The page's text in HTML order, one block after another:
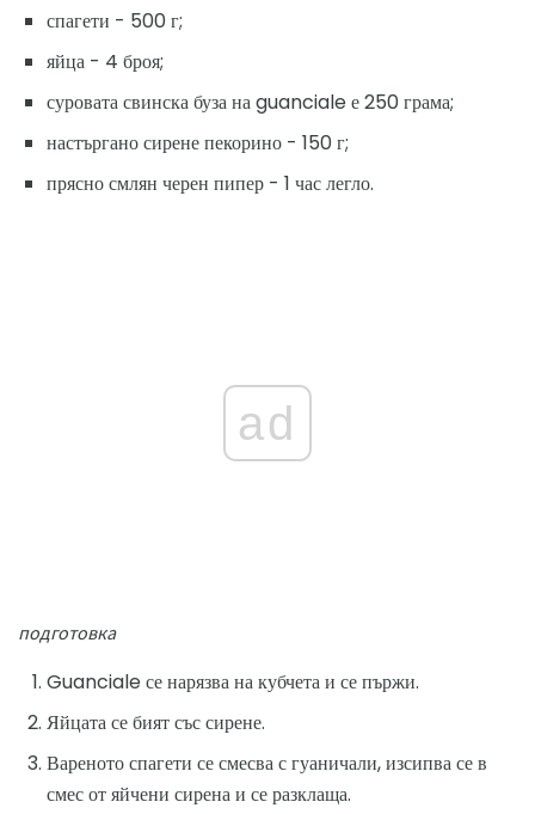
спагети - 500 г;
яйца - 4 броя;
суровата свинска буза на guanciale е 250 грама;
настъргано сирене пекорино - 150 г;
прясно смлян черен пипер - 1 час легло.
ad
подготовка
Guanciale се нарязва на кубчета и се пържи.
Яйцата се бият със сирене.
Вареното спагети се смесва с гуаничали, изсипва се в
смес от яйчени сирена и се разклаща.